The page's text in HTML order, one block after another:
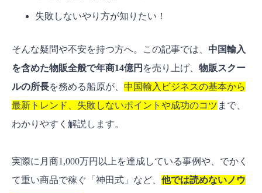
失敗しないやり方が知りたい！
そんな疑問や不安を持つ方へ。この記事では、 中国輸入
を含めた物販全般で年商14億円 を売り上げ、 物販スクー
ルの所長を務める船原が、 中国輸入ビジネスの基本から
最新トレンド、失敗しないポイントや成功のコツ まで、
わかりやすく解説します。
実際に月商1,000万円以上を達成している事例や、でかく
て重い商品で稼ぐ「神田式」など、 他では読めないノウ